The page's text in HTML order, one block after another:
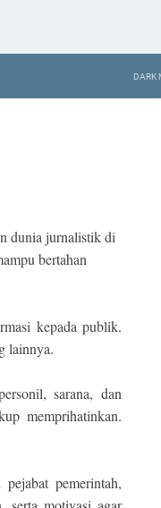
dunia jurnalistik di
bertahan
kepada publik.
lainnya.
sarana, dan
memprihatinkan.
pemerintah,